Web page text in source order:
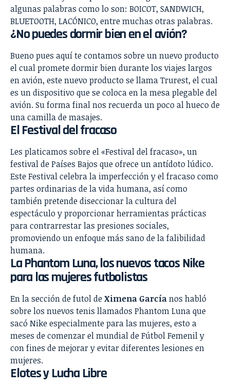
algunas palabras como lo son: BOICOT, SANDWICH,
BLUETOOTH, LACÓNICO, entre muchas otras palabras.
¿No puedes dormir bien en el avión?
Bueno pues aquí te contamos sobre un nuevo producto
el cual promete dormir bien durante los viajes largos
en avión, este nuevo producto se llama Trurest, el cual
es un dispositivo que se coloca en la mesa plegable del
avión. Su forma final nos recuerda un poco al hueco de
una camilla de masajes.
El Festival del fracaso
Les platicamos sobre el «Festival del fracaso», un
festival de Países Bajos que ofrece un antídoto lúdico.
Este Festival celebra la imperfección y el fracaso como
partes ordinarias de la vida humana, así como
también pretende diseccionar la cultura del
espectáculo y proporcionar herramientas prácticas
para contrarrestar las presiones sociales,
promoviendo un enfoque más sano de la falibilidad
humana.
La Phantom Luna, los nuevos tacos Nike
para las mujeres futbolistas
En la sección de futol deXimena Garcíanos habló
sobre los nuevos tenis llamados Phantom Luna que
sacó Nike especialmente para las mujeres, esto a
meses de comenzar el mundial de Fútbol Femenil y
con fines de mejorar y evitar diferentes lesiones en
mujeres.
Elotes y Lucha Libre